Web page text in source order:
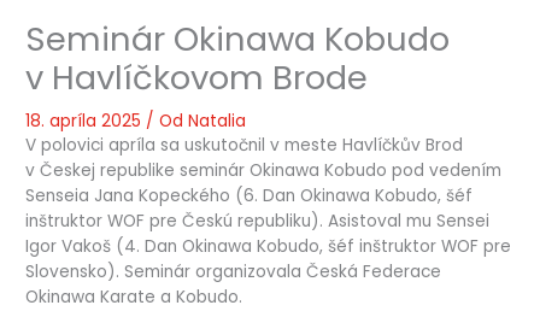
Seminár Okinawa Kobudo
v Havlíčkovom Brode
18. apríla 2025 / Od Natalia
V polovici apríla sa uskutočnil v meste Havlíčkův Brod
v Českej republike seminár Okinawa Kobudo pod vedením
Senseia Jana Kopeckého (6. Dan Okinawa Kobudo, šéf
inštruktor WOF pre Českú republiku). Asistoval mu Sensei
Igor Vakoš (4. Dan Okinawa Kobudo, šéf inštruktor WOF pre
Slovensko). Seminár organizovala Česká Federace
Okinawa Karate a Kobudo.